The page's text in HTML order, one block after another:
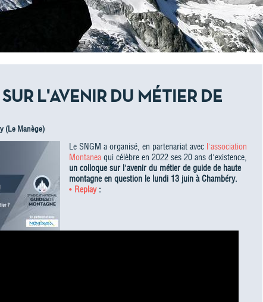
L'AVENIR DU MÉTIER DE
(Le Manège)
Le SNGM a organisé, en partenariat avec l'association
Montanea qui célèbre en 2022 ses 20 ans d'existence,
un colloque sur l'avenir du métier de guide de haute
montagne en question le lundi 13 juin à Chambéry.
• Replay: